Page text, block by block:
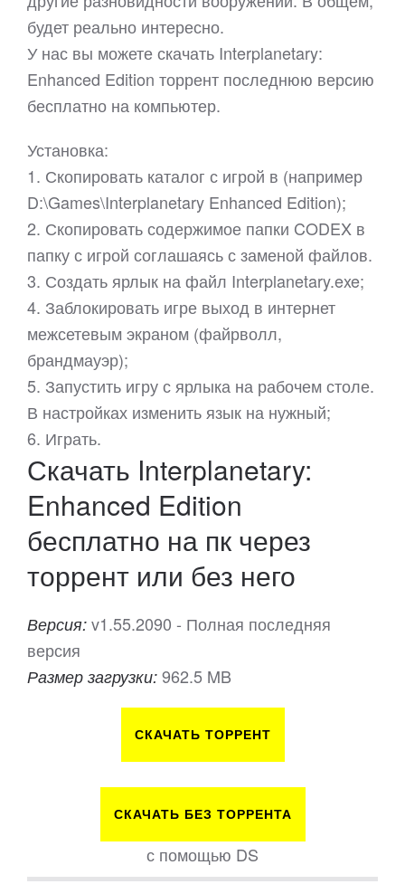
будет реально интересно.
У нас вы можете скачать Interplanetary:
Enhanced Edition торрент последнюю версию
бесплатно на компьютер.
Установка:
1. Скопировать каталог с игрой в (например
D:\Games\Interplanetary Enhanced Edition);
2. Скопировать содержимое папки CODEX в
папку с игрой соглашаясь с заменой файлов.
3. Создать ярлык на файл Interplanetary.exe;
4. Заблокировать игре выход в интернет
межсетевым экраном (файрволл,
брандмауэр);
5. Запустить игру с ярлыка на рабочем столе.
В настройках изменить язык на нужный;
6. Играть.
Скачать Interplanetary:
Enhanced Edition
бесплатно на пк через
торрент или без него
Версия: v1.55.2090 - Полная последняя
версия
Размер загрузки: 962.5 MB
СКАЧАТЬ ТОРРЕНТ
СКАЧАТЬ БЕЗ ТОРРЕНТА
с помощью DS